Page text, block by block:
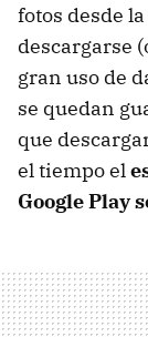
fotos desde
descargarse
gran uso de
se quedan
que
el tiempo el
Google Play